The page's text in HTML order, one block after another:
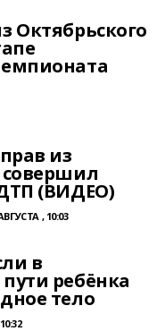
Октябрьского
из
совершил
(ВИДЕО)
, 10:03
в
ребёнка
тело